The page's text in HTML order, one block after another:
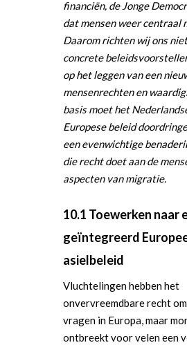
financiën, de Jonge
dat mensen weer centraal
Daarom richten wij ons
concrete
op het leggen van een
mensenrechten en
basis moet het
Europese beleid
een evenwichtige
die recht doet aan de
aspecten van migratie.
10.1 Toewerken naar
geïntegreerd
asielbeleid
Vluchtelingen hebben het
onvervreemdbare recht
vragen in Europa, maar
ontbreekt voor velen een